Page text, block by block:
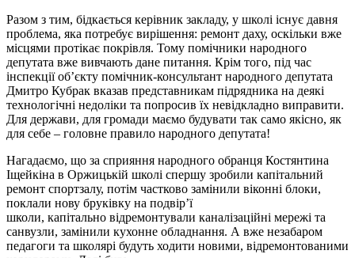
Разом з тим, бідкається керівник закладу, у школі існує давня
проблема, яка потребує вирішення: ремонт даху, оскільки вже
місцями протікає покрівля. Тому помічники народного
депутата вже вивчають дане питання. Крім того, під час
інспекції об’єкту помічник-консультант народного депутата
Дмитро Кубрак вказав представникам підрядника на деякі
технологічні недоліки та попросив їх невідкладно виправити.
Для держави, для громади маємо будувати так само якісно, як
для себе – головне правило народного депутата!
Нагадаємо, що за сприяння народного обранця Костянтина
Іщейкіна в Оржицькій школі спершу зробили капітальний
ремонт спортзалу, потім частково замінили віконні блоки,
поклали нову бруківку на подвір’ї
школи, капітально відремонтували каналізаційні мережі та
санвузли, замінили кухонне обладнання. А вже незабаром
педагоги та школярі будуть ходити новими, відремонтованими